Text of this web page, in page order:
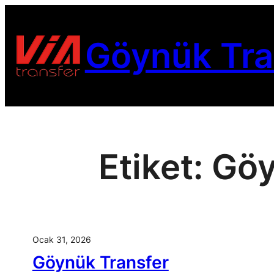
Göynük
Etiket:
Ocak 31, 2026
Göynük Transfer